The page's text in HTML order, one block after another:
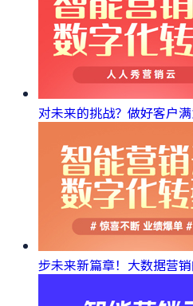
对未来的挑战？做好客户
步未来新篇章！大数据营